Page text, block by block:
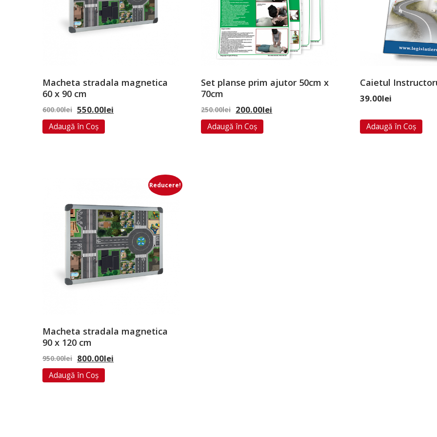
Macheta stradala magnetica
60 x 90 cm
600.00lei 550.00lei
Adaugă în Coș
Set planse prim ajutor 50cm x
70cm
250.00lei 200.00lei
Adaugă în Coș
Caietul
39.00lei
Adaugă în Coș
Reducere!
Macheta stradala magnetica
90 x 120 cm
950.00lei 800.00lei
Adaugă în Coș